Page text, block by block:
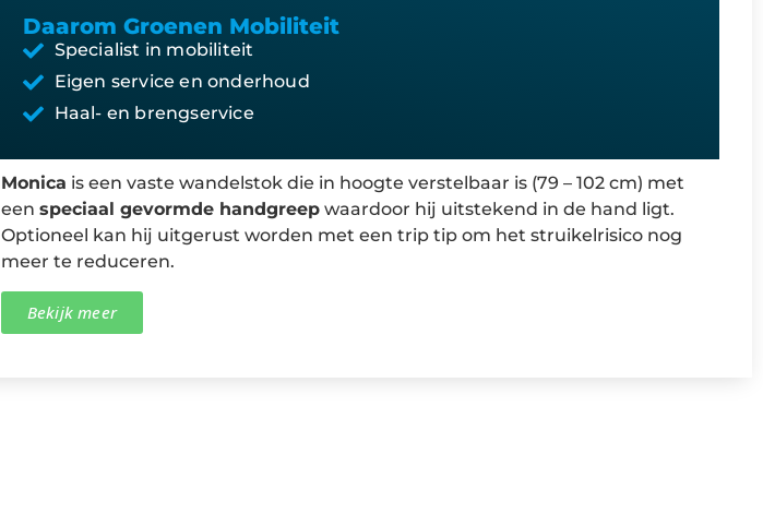
Daarom Groenen Mobiliteit
Specialist in mobiliteit
Eigen service en onderhoud
Haal- en brengservice
Monica is een vaste wandelstok die in hoogte verstelbaar is (79 – 102 cm) met
een speciaal gevormde handgreepwaardoor hij uitstekend in de hand ligt.
Optioneel kan hij uitgerust worden met een trip tip om het struikelrisico nog
meer te reduceren.
Bekijk meer